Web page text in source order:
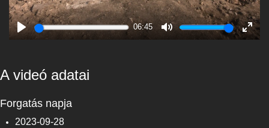
06:45
Mute
Enter
A videó adatai
Forgatás napja
2023-09-28